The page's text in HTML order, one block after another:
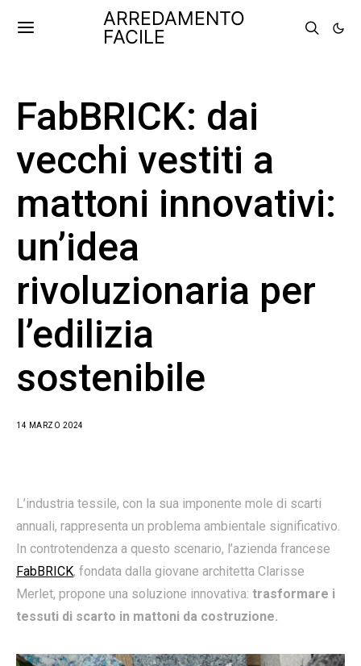
ARREDAMENTO
FACILE
FabBRICK: dai
vecchi vestiti a
mattoni innovativi:
un’idea
rivoluzionaria per
l’edilizia
sostenibile
14 MARZO 2024
L’industria tessile, con la sua imponente mole di scarti
annuali, rappresenta un problema ambientale significativo.
In controtendenza a questo scenario, l’azienda francese
FabBRICK, fondata dalla giovane architetta Clarisse
Merlet, propone una soluzione innovativa: trasformare i
tessuti di scarto in mattoni da costruzione.